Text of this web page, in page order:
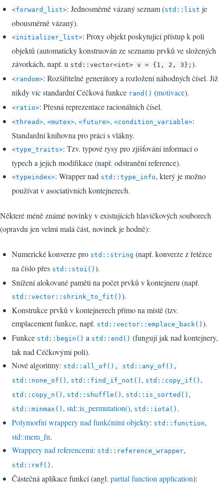
<forward_list>: Jednosměrně vázaný seznam (std::list je
obousměrně vázaný).
<initializer_list>: Proxy objekt poskytující přístup k poli
objektů (automaticky konstruován ze seznamu prvků ve složených
závorkách, např. u std::vector<int> v = {1, 2, 3}; ).
<random>: Rozšiřitelné generátory a rozložení náhodných čísel. Již
nikdy víc standardní Céčková funkce rand() (motivace).
<ratio>: Přesná reprezentace racionálních čísel.
<thread>, <mutex>, <future>, <condition_variable>:
Standardní knihovna pro práci s vlákny.
<type_traits>: Tzv. typové rysy pro zjišťování informací o
typech a jejich modifikace (např. odstranění reference).
<typeindex>: Wrapper nad std::type_info, který je možno
používat v asociativních kontejnerech.
Některé méně známé novinky v existujících hlavičkových souborech
(opravdu jen velmi malá část, novinek je hodně):
Numerické konverze pro std::string (např. konverze z řetězce
na číslo přes std::stoi() ).
Snížení alokované paměti na počet prvků v kontejneru (např.
std::vector::shrink_to_fit() ).
Konstrukce prvků v kontejnerech přímo na místě (tzv.
emplacement funkce, např. std::vector::emplace_back() ).
Funkce std::begin() a std::end() (fungují jak nad kontejnery,
tak nad Céčkovými poli).
Nové algoritmy: std::all_of(), std::any_of(),
std::none_of() , std::find_if_not() , std::copy_if() ,
std::copy_n() , std::shuffle() , std::is_sorted() ,
std::minmax() , std::is_permutation(), std::iota() .
Polymorfní wrappery nad funkčními objekty: std::function,
std::mem_fn.
Wrappery nad referencemi: std::reference_wrapper,
std::ref() .
Částečná aplikace funkcí (angl. partial function application):